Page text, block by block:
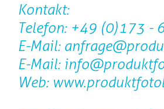
Kontakt:
Telefon: +49 (0)173 -
E-Mail:
E-Mail:
Web: